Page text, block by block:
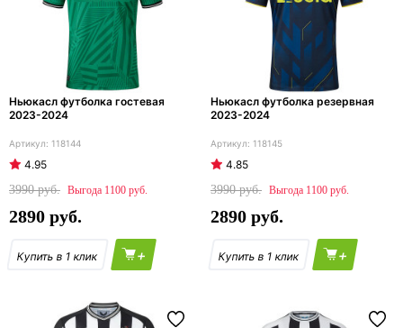
Ньюкасл футболка гостевая
2023-2024
118144
4.95
3990
1100
2890
+
Ньюкасл футболка резервная
2023-2024
118145
4.85
3990
1100
2890
+